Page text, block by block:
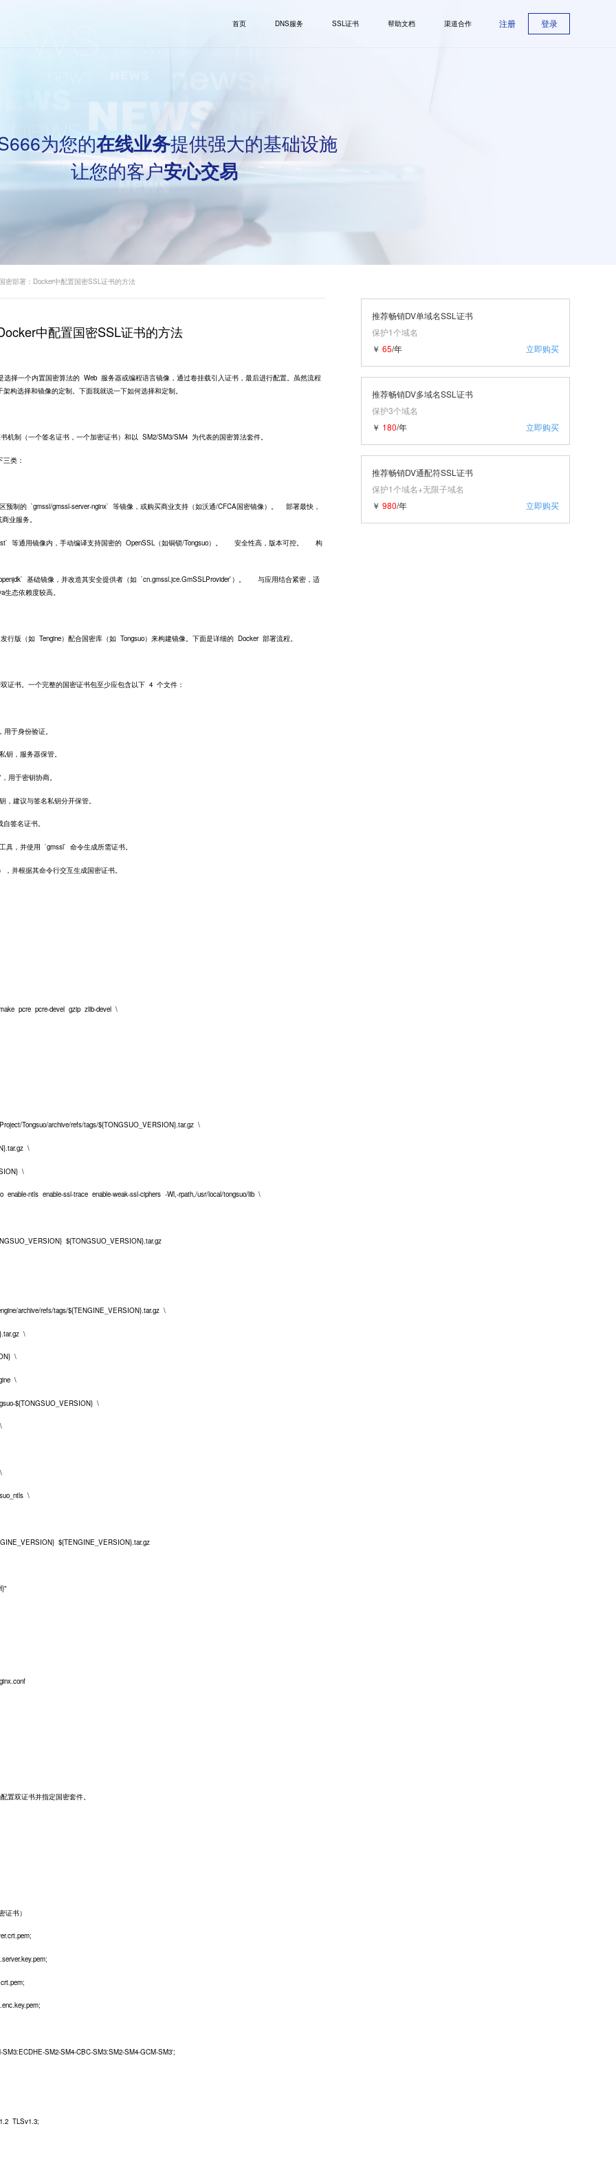
首页 DNS服务 SSL证书 帮助文档 渠道合作 注册 登录
为您的在线业务提供强大的基础设施
让您的客户安心交易
密部署：Docker中配置国密SSL证书的方法
中配置国密SSL证书的方法
选择一个内置国密算法的 Web 服务器或编程语言镜像，通过卷挂载引入证书，最后进行配置。虽然流程
构选择和镜像的定制。下面我就说一下如何选择和定制。
机制（一个签名证书，一个加密证书）和以 SM2/SM3/SM4 为代表的国密算法套件。
类：
制的 `gmssl/gmssl-server-nginx` 等镜像，或购买商业支持（如沃通/CFCA国密镜像）。 部署最快，
业服务。
等通用镜像内，手动编译支持国密的 OpenSSL（如铜锁/Tongsuo）。 安全性高，版本可控。 构
基础镜像，并改造其安全提供者（如 `cn.gmssl.jce.GmSSLProvider`）。 与应用结合紧密，适
生态依赖度较高。
版（如 Tengine）配合国密库（如 Tongsuo）来构建镜像。下面是详细的 Docker 部署流程。
证书。一个完整的国密证书包至少应包含以下 4 个文件：
于身份验证。
，服务器保管。
用于密钥协商。
建议与签名私钥分开保管。
签名证书。
，并使用 `gmssl` 命令生成所需证书。
并根据其命令行交互生成国密证书。
pcre pcre-devel gzip zlib-devel \
Tongsuo/archive/refs/tags/${TONGSUO_VERSION}.tar.gz \
\
\
ntls enable-ssl-trace enable-weak-ssl-ciphers -Wl,-rpath,/usr/local/tongsuo/lib \
${TONGSUO_VERSION}.tar.gz
archive/refs/tags/${TENGINE_VERSION}.tar.gz \
\
\
\
${TONGSUO_VERSION} \
\
${TENGINE_VERSION}.tar.gz
置双证书并指定国密套件。
书）
SM2-SM4-CBC-SM3:SM2-SM4-GCM-SM3';
TLSv1.3;
推荐畅销DV单域名SSL证书
保护1个域名
立即购买
￥ 65/年
推荐畅销DV多域名SSL证书
保护3个域名
立即购买
￥ 180/年
推荐畅销DV通配符SSL证书
保护1个域名+无限子域名
立即购买
￥ 980/年